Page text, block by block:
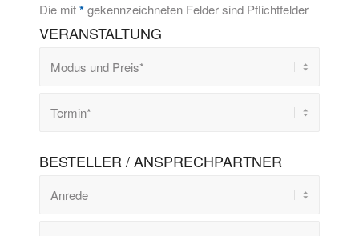
Die mit*gekennzeichneten Felder sind Pflichtfelder
VERANSTALTUNG
BESTELLER / ANSPRECHPARTNER